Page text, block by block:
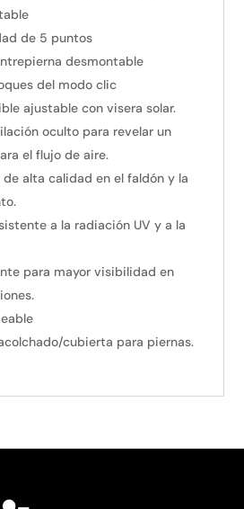
de 5 puntos
desmontable
del modo clic
ajustable con visera solar.
oculto para revelar un
el flujo de aire.
alta calidad en el faldón y la
a la radiación UV y a la
para mayor visibilidad en
cubierta para piernas.